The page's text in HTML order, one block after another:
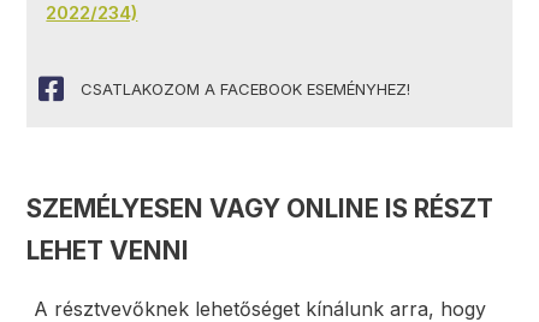
2022/234)
CSATLAKOZOM A FACEBOOK ESEMÉNYHEZ!
SZEMÉLYESEN VAGY ONLINE IS RÉSZT
LEHET VENNI
A résztvevőknek lehetőséget kínálunk arra, hogy